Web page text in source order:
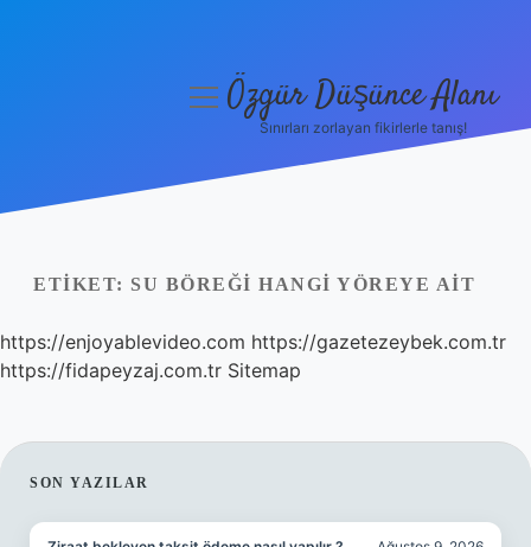
Yasal Uyarı
Hakkımızda
menüyüÖzgür Düşünce Alanı
Sınırları zorlayan fikirlerle tanış!
ETIKET: SU BÖREĞI HANGI YÖREYE AIT
https://enjoyablevideo.com https://gazetezeybek.com.tr
https://fidapeyzaj.com.tr Sitemap
SIDEBAR
SON YAZILAR